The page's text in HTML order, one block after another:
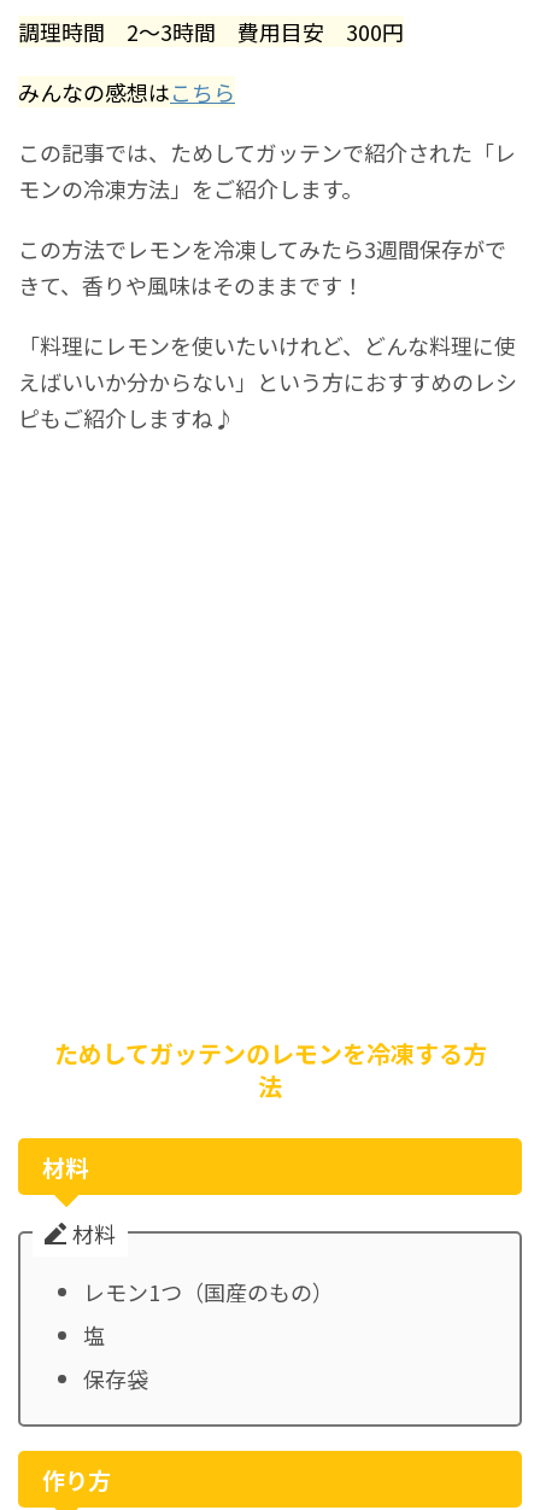
調理時間 2～3時間 費用目安 300円
みんなの感想はこちら
この記事では、ためしてガッテンで紹介された「レ
モンの冷凍方法」をご紹介します。
この方法でレモンを冷凍してみたら3週間保存がで
きて、香りや風味はそのままです！
「料理にレモンを使いたいけれど、どんな料理に使
えばいいか分からない」という方におすすめのレシ
ピもご紹介しますね♪
ためしてガッテンのレモンを冷凍する方
法
材料
材料
レモン1つ（国産のもの）
塩
保存袋
作り方